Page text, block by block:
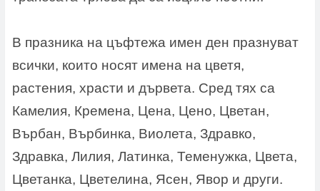
В празника на цъфтежа имен ден празнуват
всички, които носят имена на цветя,
растения, храсти и дървета. Сред тях са
Камелия, Кремена, Цена, Цено, Цветан,
Върбан, Върбинка, Виолета, Здравко,
Здравка, Лилия, Латинка, Теменужка, Цвета,
Цветанка, Цветелина, Ясен, Явор и други.